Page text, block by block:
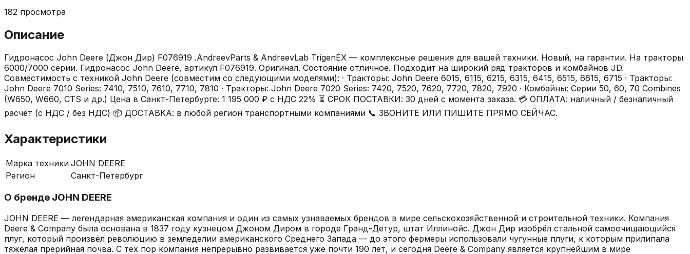
182 просмотра
Описание
Гидронасос John Deere (Джон Дир) F076919 .AndreevParts & AndreevLab TrigenEX — комплексные решения для вашей техники. Новый, на гарантии. На тракторы
6000/7000 серии. Гидронасос John Deere, артикул F076919. Оригинал. Состояние отличное. Подходит на широкий ряд тракторов и комбайнов JD.
Совместимость с техникой John Deere (совместим со следующими моделями): · Тракторы: John Deere 6015, 6115, 6215, 6315, 6415, 6515, 6615, 6715 · Тракторы:
John Deere 7010 Series: 7410, 7510, 7610, 7710, 7810 · Тракторы: John Deere 7020 Series: 7420, 7520, 7620, 7720, 7820, 7920 · Комбайны: Серии 50, 60, 70 Combines
(W650, W660, CTS и др.) Цена в Санкт-Петербурге: 1 195 000 ₽ с НДС 22% ⏳ СРОК ПОСТАВКИ: 30 дней с момента заказа. 💳 ОПЛАТА: наличный / безналичный
расчёт (с НДС / без НДС) 📦 ДОСТАВКА: в любой регион транспортными компаниями 📞 ЗВОНИТЕ ИЛИ ПИШИТЕ ПРЯМО СЕЙЧАС.
Характеристики
Марка техники JOHN DEERE
Регион
Санкт-Петербург
О бренде JOHN DEERE
JOHN DEERE — легендарная американская компания и один из самых узнаваемых брендов в мире сельскохозяйственной и строительной техники. Компания
Deere & Company была основана в 1837 году кузнецом Джоном Диром в городе Гранд-Детур, штат Иллинойс. Джон Дир изобрёл стальной самоочищающийся
плуг, который произвёл революцию в земледелии американского Среднего Запада — до этого фермеры использовали чугунные плуги, к которым прилипала
тяжёлая прерийная почва. С тех пор компания непрерывно развивается уже почти 190 лет, и сегодня Deere & Company является крупнейшим в мире